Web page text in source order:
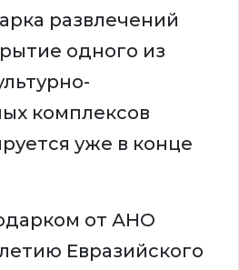
развлечений
одного из
комплексов
уже в конце
от АНО
летию Евразийского